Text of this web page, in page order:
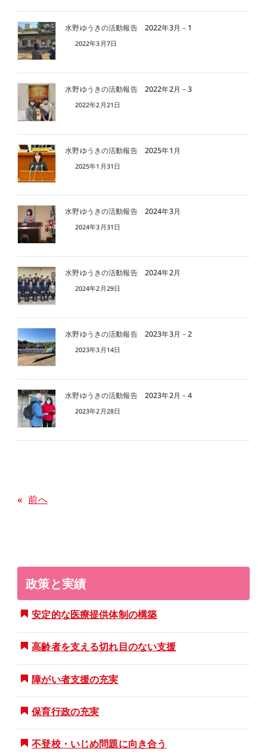
水野ゆうきの活動報告 2022年3月－1
2022年3月7日
水野ゆうきの活動報告 2022年2月－3
2022年2月21日
水野ゆうきの活動報告 2025年1月
2025年1月31日
水野ゆうきの活動報告 2024年3月
2024年3月31日
水野ゆうきの活動報告 2024年2月
2024年2月29日
水野ゆうきの活動報告 2023年3月－2
2023年3月14日
水野ゆうきの活動報告 2023年2月－4
2023年2月28日
« 前へ
政策と実績
安定的な医療提供体制の構築
高齢者を支える切れ目のない支援
障がい者支援の充実
保育行政の充実
不登校・いじめ問題に向き合う